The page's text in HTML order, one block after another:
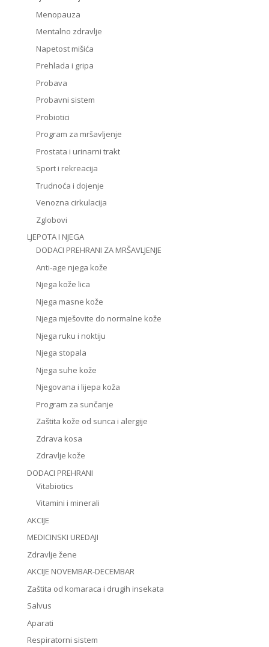
Menopauza
Mentalno zdravlje
Napetost mišića
Prehlada i gripa
Probava
Probavni sistem
Probiotici
Program za mršavljenje
Prostata i urinarni trakt
Sport i rekreacija
Trudnoća i dojenje
Venozna cirkulacija
Zglobovi
LJEPOTA I NJEGA
DODACI PREHRANI ZA MRŠAVLJENJE
Anti-age njega kože
Njega kože lica
Njega masne kože
Njega mješovite do normalne kože
Njega ruku i noktiju
Njega stopala
Njega suhe kože
Njegovana i lijepa koža
Program za sunčanje
Zaštita kože od sunca i alergije
Zdrava kosa
Zdravlje kože
DODACI PREHRANI
Vitabiotics
Vitamini i minerali
AKCIJE
MEDICINSKI UREDAJI
Zdravlje žene
AKCIJE NOVEMBAR-DECEMBAR
Zaštita od komaraca i drugih insekata
Salvus
Aparati
Respiratorni sistem